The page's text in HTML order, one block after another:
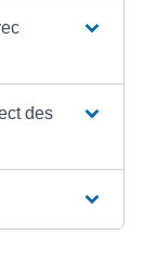
des